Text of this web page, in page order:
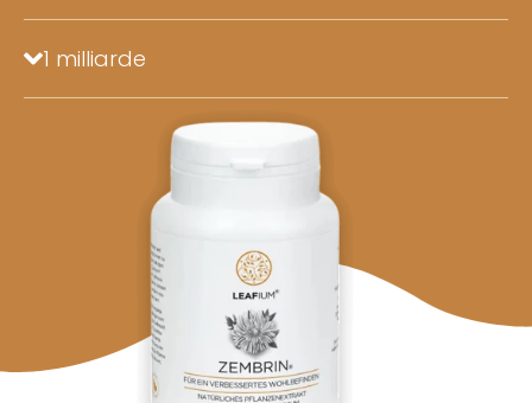
1 milliarde